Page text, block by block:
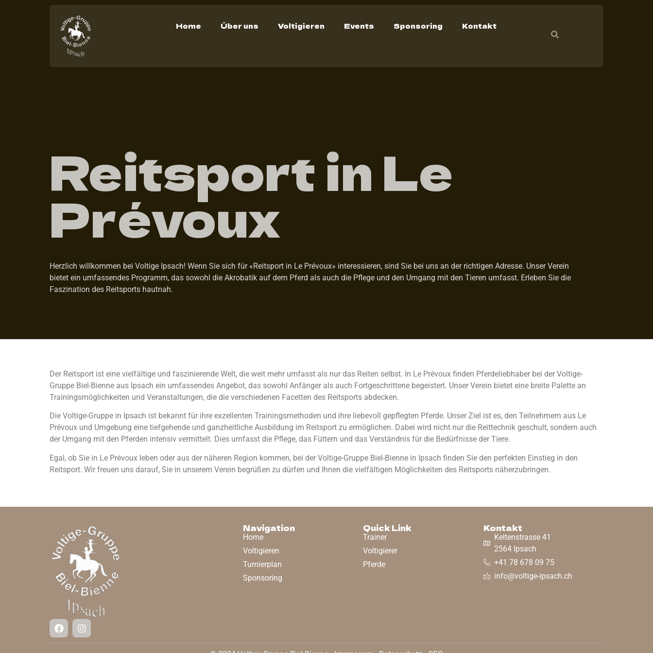
Home Über uns Voltigieren Events Sponsoring Kontakt
Reitsport in Le
Prévoux
Herzlich willkommen bei Voltige Ipsach! Wenn Sie sich für «Reitsport in Le Prévoux» interessieren, sind Sie bei uns an der richtigen Adresse. Unser Verein
bietet ein umfassendes Programm, das sowohl die Akrobatik auf dem Pferd als auch die Pflege und den Umgang mit den Tieren umfasst. Erleben Sie die
Faszination des Reitsports hautnah.
Der Reitsport ist eine vielfältige und faszinierende Welt, die weit mehr umfasst als nur das Reiten selbst. In Le Prévoux finden Pferdeliebhaber bei der Voltige-
Gruppe Biel-Bienne aus Ipsach ein umfassendes Angebot, das sowohl Anfänger als auch Fortgeschrittene begeistert. Unser Verein bietet eine breite Palette an
Trainingsmöglichkeiten und Veranstaltungen, die die verschiedenen Facetten des Reitsports abdecken.
Die Voltige-Gruppe in Ipsach ist bekannt für ihre exzellenten Trainingsmethoden und ihre liebevoll gepflegten Pferde. Unser Ziel ist es, den Teilnehmern aus Le
Prévoux und Umgebung eine tiefgehende und ganzheitliche Ausbildung im Reitsport zu ermöglichen. Dabei wird nicht nur die Reittechnik geschult, sondern auch
der Umgang mit den Pferden intensiv vermittelt. Dies umfasst die Pflege, das Füttern und das Verständnis für die Bedürfnisse der Tiere.
Egal, ob Sie in Le Prévoux leben oder aus der näheren Region kommen, bei der Voltige-Gruppe Biel-Bienne in Ipsach finden Sie den perfekten Einstieg in den
Reitsport. Wir freuen uns darauf, Sie in unserem Verein begrüßen zu dürfen und Ihnen die vielfältigen Möglichkeiten des Reitsports näherzubringen.
Navigation
Home
Voltigieren
Turnierplan
Sponsoring
Quick Link
Trainer
Voltigierer
Pferde
Kontakt
Keltenstrasse 41
2564 Ipsach
+41 78 678 09 75
info@voltige-ipsach.ch